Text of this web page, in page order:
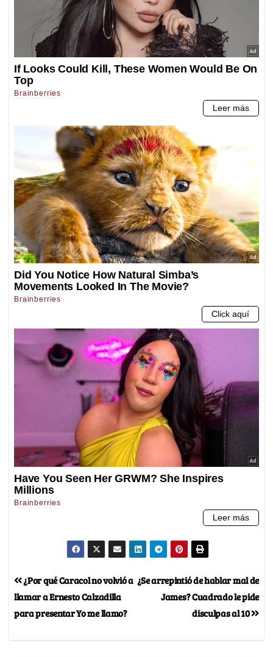
¿Se arrepintió de hablar mal de
James? Cuadrado le pide
disculpas al 10
¿Por qué Caracol no volvió a
llamar a Ernesto Calzadilla
para presentar Yo me llamo?